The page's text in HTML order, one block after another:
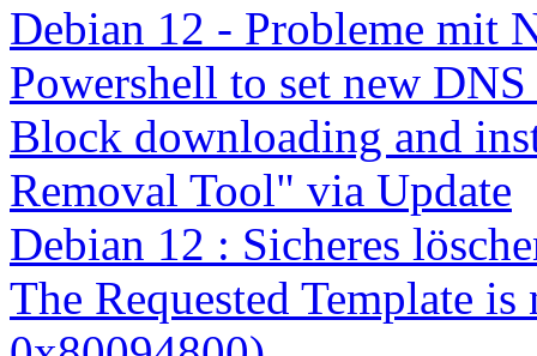
Debian 12 - Probleme mit
Powershell to set new
Block downloading and
Removal Tool" via Update
Debian 12 : Sicheres
The Requested Template